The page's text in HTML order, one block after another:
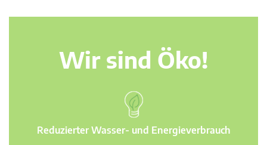
Wir sind Öko!
Reduzierter Wasser- und Energieverbrauch